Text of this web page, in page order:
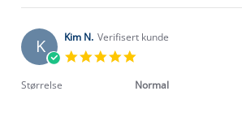
Jim
on
20
Feb
K Kim N. Verifisert kunde
rating
Størrelse Normal